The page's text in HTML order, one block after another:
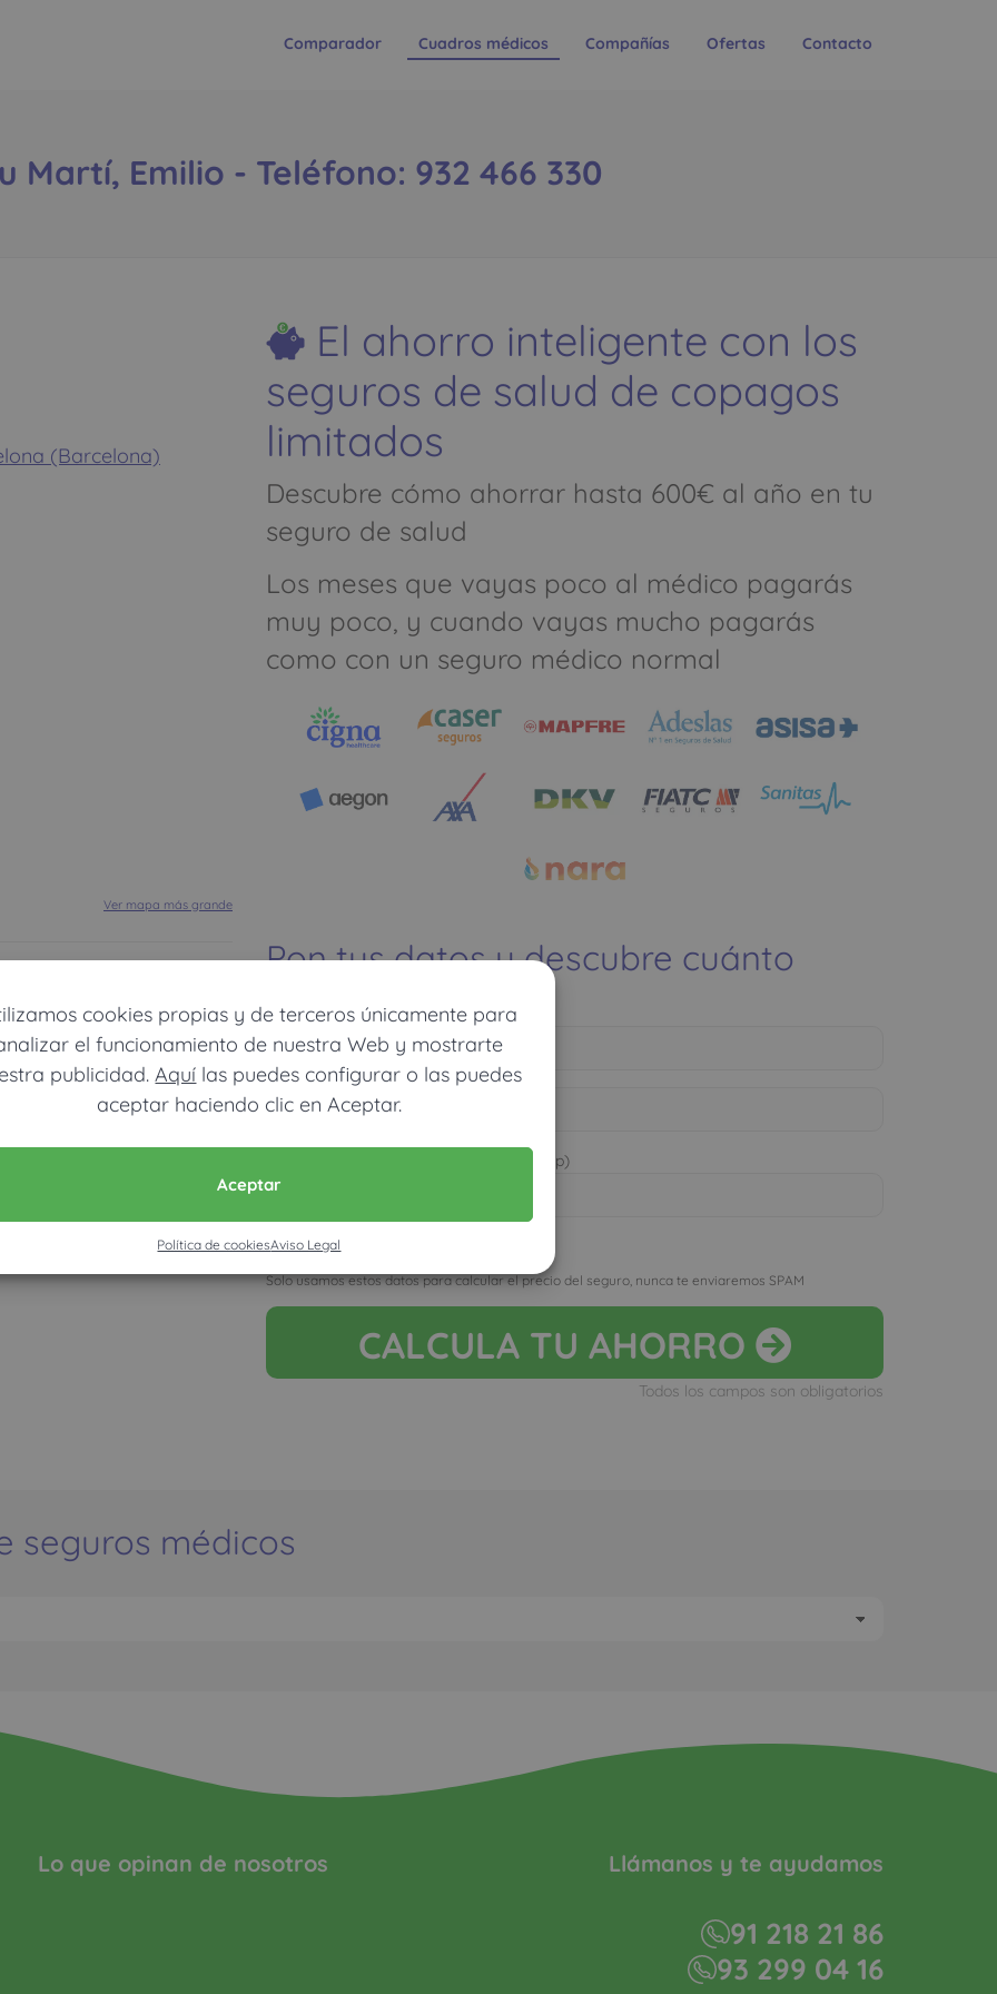
cookies propias y de terceros únicamente para
el funcionamiento de nuestra Web y mostrarte
publicidad.Aquí las puedes configurar o las puedes
aceptar haciendo clic en Aceptar.
Aceptar
Política de cookiesAviso Legal
Comparador Cuadros médicos Compañías Ofertas Contacto
Martí, Emilio - Teléfono: 932 466 330
(Barcelona)
Ver mapa más grande
El ahorro inteligente con los
seguros de salud de copagos
limitados
Descubre cómo ahorrar hasta 600€ al año en tu
seguro de salud
Los meses que vayas poco al médico pagarás
muy poco, y cuando vayas mucho pagarás
como con un seguro médico normal
Pon tus datos y descubre cuánto
dinero ahorrarías
Móvil (Enviamos resultados vía WhatsApp)
Acepto la nota legal y RGPD
Solo usamos estos datos para calcular el precio del seguro, nunca te enviaremos SPAM
CALCULA TU AHORRO
Todos los campos son obligatorios
seguros médicos
Lo que opinan de nosotros Llámanos y te ayudamos
91 218 21 86
93 299 04 16